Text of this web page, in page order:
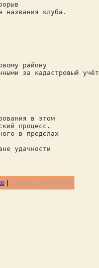
названия клуба.
району
за кадастровый учёт
в этом
процесс.
в пределах
удачности
| Следующее в ветке